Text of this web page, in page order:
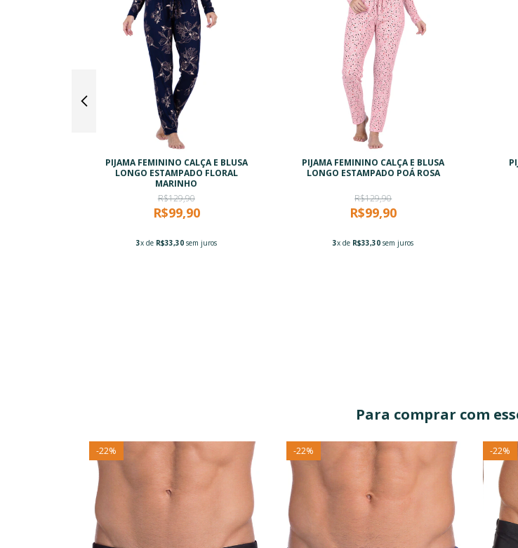
PIJAMA FEMININO CALÇA E BLUSA
LONGO ESTAMPADO FLORAL
MARINHO
R$129,90
R$99,90
3x de R$33,30sem juros
PIJAMA FEMININO CALÇA E BLUSA
LONGO ESTAMPADO POÁ ROSA
R$129,90
R$99,90
3x de R$33,30 sem juros
Para comprar com
-22% -22% -22%